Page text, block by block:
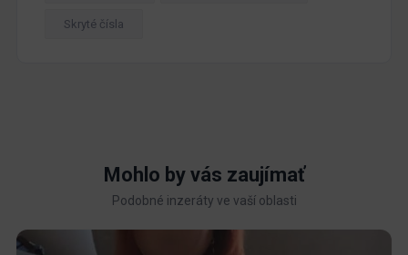
Skryté čísla
Mohlo by vás zaujímať
Podobné inzeráty ve vaší oblasti